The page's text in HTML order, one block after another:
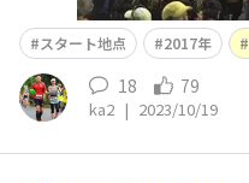
スタート地点 2017年
18 79
ka2 | 2023/10/19